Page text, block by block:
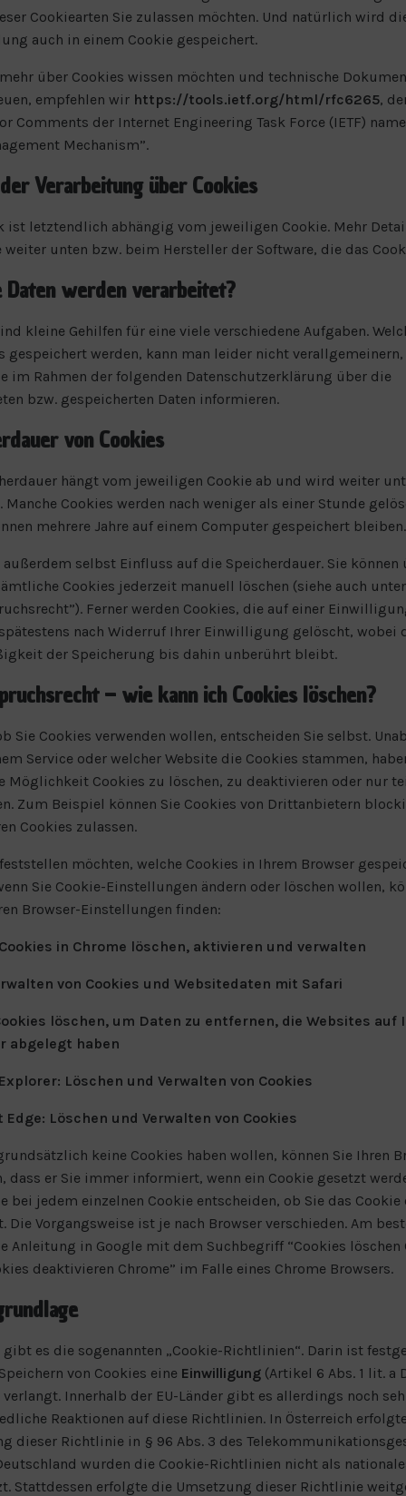
Cookiearten Sie zulassen möchten. Und natürlich wird
auch in einem Cookie gespeichert.
über Cookies wissen möchten und technische
empfehlen wir https://tools.ietf.org/html/rfc6265,
Comments der Internet Engineering Task Force (IETF)
Mechanism”.
Verarbeitung über Cookies
ist letztendlich abhängig vom jeweiligen Cookie. Mehr
weiter unten bzw. beim Hersteller der Software, die das
werden verarbeitet?
kleine Gehilfen für eine viele verschiedene Aufgaben.
gespeichert werden, kann man leider nicht
im Rahmen der folgenden Datenschutzerklärung über die
bzw. gespeicherten Daten informieren.
von Cookies
hängt vom jeweiligen Cookie ab und wird weiter
Cookies werden nach weniger als einer Stunde
mehrere Jahre auf einem Computer gespeichert bleiben.
außerdem selbst Einfluss auf die Speicherdauer. Sie können
Cookies jederzeit manuell löschen (siehe auch
Ferner werden Cookies, die auf einer
nach Widerruf Ihrer Einwilligung gelöscht, wobei
der Speicherung bis dahin unberührt bleibt.
– wie kann ich Cookies löschen?
Sie Cookies verwenden wollen, entscheiden Sie selbst.
Service oder welcher Website die Cookies stammen,
Möglichkeit Cookies zu löschen, zu deaktivieren oder nur
Zum Beispiel können Sie Cookies von Drittanbietern
Cookies zulassen.
möchten, welche Cookies in Ihrem Browser
Sie Cookie-Einstellungen ändern oder löschen wollen,
Browser-Einstellungen finden:
in Chrome löschen, aktivieren und verwalten
von Cookies und Websitedaten mit Safari
löschen, um Daten zu entfernen, die Websites auf
abgelegt haben
Löschen und Verwalten von Cookies
Löschen und Verwalten von Cookies
keine Cookies haben wollen, können Sie Ihren
dass er Sie immer informiert, wenn ein Cookie gesetzt
bei jedem einzelnen Cookie entscheiden, ob Sie das Cookie
Die Vorgangsweise ist je nach Browser verschieden. Am
Anleitung in Google mit dem Suchbegriff “Cookies löschen
deaktivieren Chrome” im Falle eines Chrome Browsers.
es die sogenannten „Cookie-Richtlinien“. Darin ist
von Cookies eine Einwilligung(Artikel 6 Abs. 1 lit. a
verlangt. Innerhalb der EU-Länder gibt es allerdings noch
Reaktionen auf diese Richtlinien. In Österreich
dieser Richtlinie in § 96 Abs. 3 des
wurden die Cookie-Richtlinien nicht als
Stattdessen erfolgte die Umsetzung dieser Richtlinie